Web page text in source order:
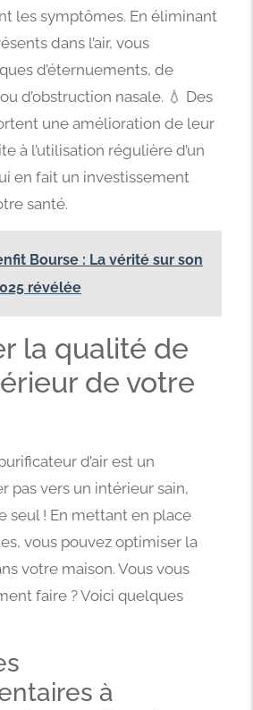
les symptômes. En éliminant
dans l’air, vous
d’éternuements, de
d’obstruction nasale. 💧 Des
une amélioration de leur
à l’utilisation régulière d’un
en fait un investissement
santé.
Bourse : La vérité sur son
révélée
la qualité de
de votre
d’air est un
pas vers un intérieur sain,
seul ! En mettant en place
vous pouvez optimiser la
votre maison. Vous vous
faire ? Voici quelques
à